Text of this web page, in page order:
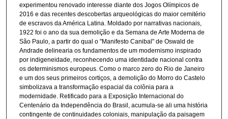
experimentou renovado interesse diante dos Jogos Olímpicos de
2016 e das recentes descobertas arqueológicas do maior cemitério
de escravos da América Latina. Moldado por narrativas nacionais,
1922 foi o ano da sua demolição e da Semana de Arte Moderna de
São Paulo, a partir do qual o "Manifesto Canibal" de Oswald de
Andrade delinearia os fundamentos de um modernismo inspirado
por indigeneidade, reconhecendo uma identidade nacional contra
os determinismos europeus. Como o marco zero do Rio de Janeiro
e um dos seus primeiros cortiços, a demolição do Morro do Castelo
simbolizava a transformação espacial da colônia para a
modernidade. Retificado para a Exposição Internacional do
Centenário da Independência do Brasil, acumula-se ali uma história
contingente de continuidades coloniais, manipulação da paisagem